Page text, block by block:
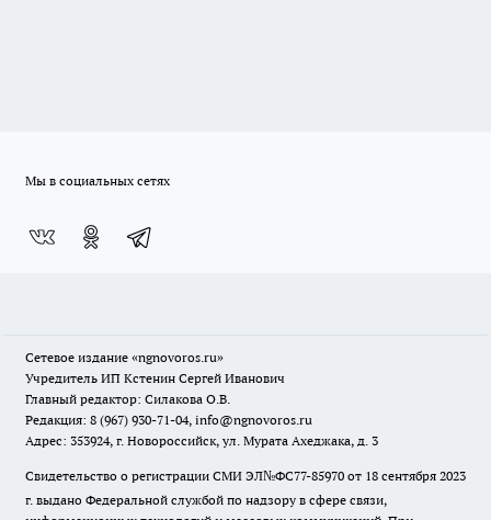
Мы в социальных сетях
Сетевое издание «ngnovoros.ru»
Учредитель ИП Кстенин Сергей Иванович
Главный редактор: Силакова О.В.
Редакция: 8 (967) 930-71-04, info@ngnovoros.ru
Адрес: 353924, г. Новороссийск, ул. Мурата Ахеджака, д. 3
Свидетельство о регистрации СМИ ЭЛ№ФС77-85970 от 18 сентября 2023
г. выдано Федеральной службой по надзору в сфере связи,